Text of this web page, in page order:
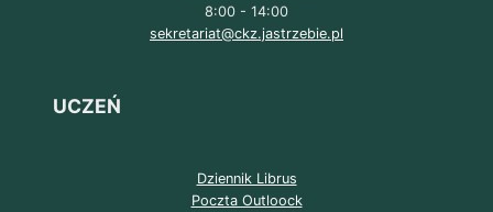
8:00 - 14:00
sekretariat@ckz.jastrzebie.pl
UCZEŃ
Dziennik Librus
Poczta Outloock